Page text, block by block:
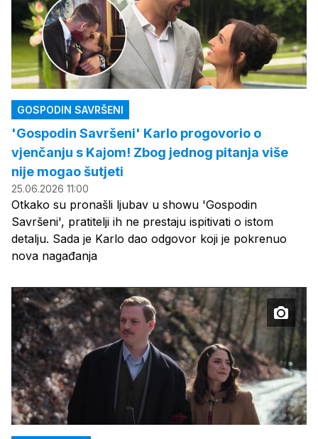
GOSPODIN SAVRŠENI
'Gospodin Savršeni' Karlo progovorio o
vjenčanju s Kajom! Zbog jednog pitanja više
nije mogao šutjeti
25.06.2026 11:00
Otkako su pronašli ljubav u showu 'Gospodin
Savršeni', pratitelji ih ne prestaju ispitivati o istom
detalju. Sada je Karlo dao odgovor koji je pokrenuo
nova nagađanja